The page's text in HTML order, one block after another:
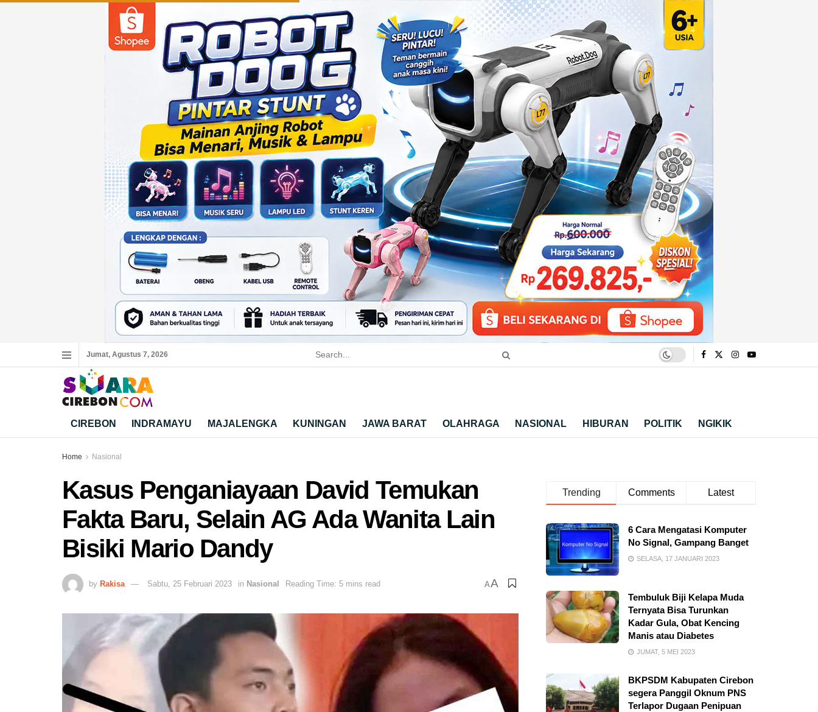
Jumat, Agustus 7, 2026
CIREBON INDRAMAYU MAJALENGKA KUNINGAN JAWA BARAT OLAHRAGA NASIONAL HIBURAN POLITIK NGIKIK
Home Nasional
Kasus Penganiayaan David Temukan
Fakta Baru, Selain AG Ada Wanita Lain
Bisiki Mario Dandy
by Rakisa Sabtu, 25 Februari 2023 in Nasional Reading Time: 5 mins read AA
Trending Comments Latest
6 Cara Mengatasi Komputer
No Signal, Gampang Banget
SELASA, 17 JANUARI 2023
Tembuluk Biji Kelapa Muda
Ternyata Bisa Turunkan
Kadar Gula, Obat Kencing
Manis atau Diabetes
JUMAT, 5 MEI 2023
BKPSDM Kabupaten Cirebon
segera Panggil Oknum PNS
Terlapor Dugaan Penipuan